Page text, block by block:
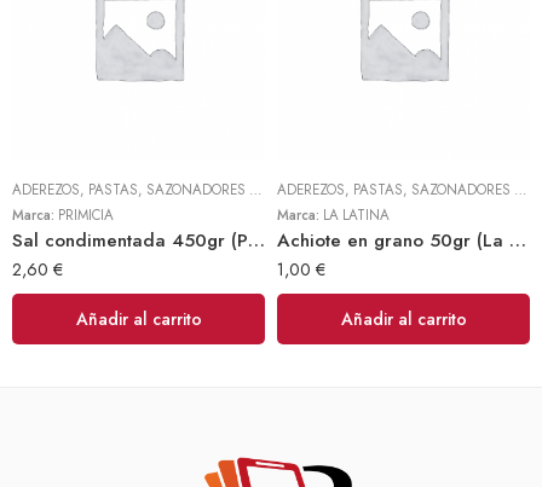
ADEREZOS, PASTAS, SAZONADORES Y CONDIMENTOS ,TODOS
Marca: PRIMICIA
Sal condimentada 450gr (Primicia)
2,60 €
Añadir al carrito
ADEREZOS, PASTAS, SAZONADORES Y CONDIMENTOS
Marca: LA LATINA
Achiote en grano 50gr (La Latina)
1,00 €
Añadir al carrito